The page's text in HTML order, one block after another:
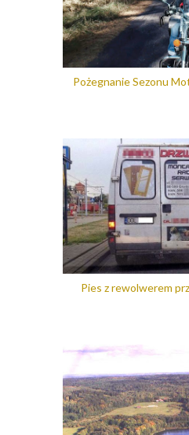
Pożegnanie Sezonu
Pies z rewolwerem